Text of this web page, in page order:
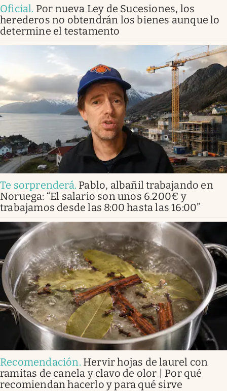
Oficial. Por nueva Ley de Sucesiones, los
herederos no obtendrán los bienes aunque lo
determine el testamento
Te sorprenderá. Pablo, albañil trabajando en
Noruega: “El salario son unos 6.200€ y
trabajamos desde las 8:00 hasta las 16:00”
Recomendación. Hervir hojas de laurel con
ramitas de canela y clavo de olor | Por qué
recomiendan hacerlo y para qué sirve